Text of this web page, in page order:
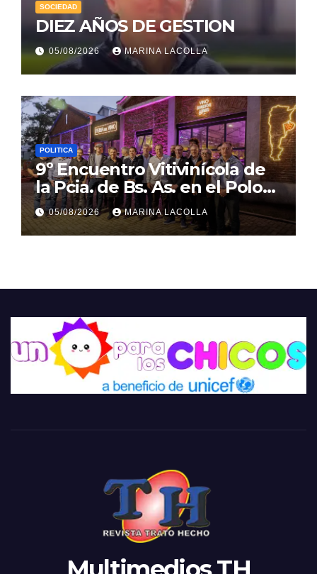
SOCIEDAD
DIEZ AÑOS DE GESTION
05/08/2026 MARINA LACOLLA
POLITICA
9º Encuentro Vitivinícola de
la Pcia. de Bs. As. en el Polo
Gastronómico de Malvinas
Argentinas
05/08/2026 MARINA LACOLLA